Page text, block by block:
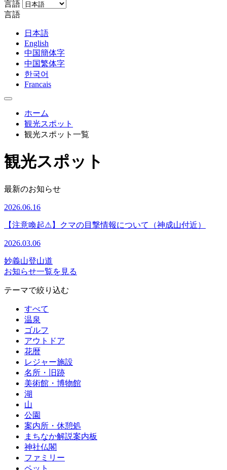
言語
言語
日本語
English
中国簡体字
中国繁体字
한국어
Francais
ホーム
観光スポット
観光スポット一覧
観光スポット
最新のお知らせ
2026.06.16
【注意喚起⚠】クマの目撃情報について（神成山付近）
2026.03.06
妙義山登山道
お知らせ一覧を見る
テーマで絞り込む
すべて
温泉
ゴルフ
アウトドア
花暦
レジャー施設
名所・旧跡
美術館・博物館
湖
山
公園
案内所・休憩処
まちなか解説案内板
神社仏閣
ファミリー
ペット